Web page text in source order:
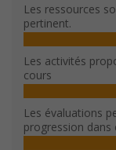
Les ressources
pertinent.
Les activités
cours
Les évaluations
progression dans